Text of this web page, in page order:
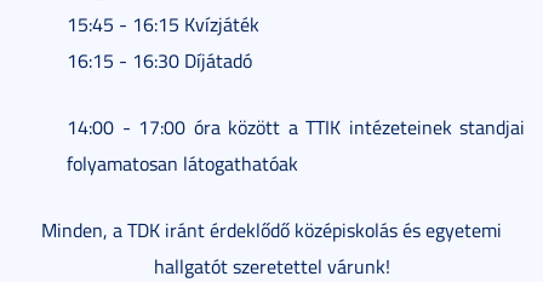
15:45 - 16:15 Kvízjáték
16:15 - 16:30 Díjátadó
14:00 - 17:00 óra között a TTIK intézeteinek standjai
folyamatosan látogathatóak
Minden, a TDK iránt érdeklődő középiskolás és egyetemi
hallgatót szeretettel várunk!